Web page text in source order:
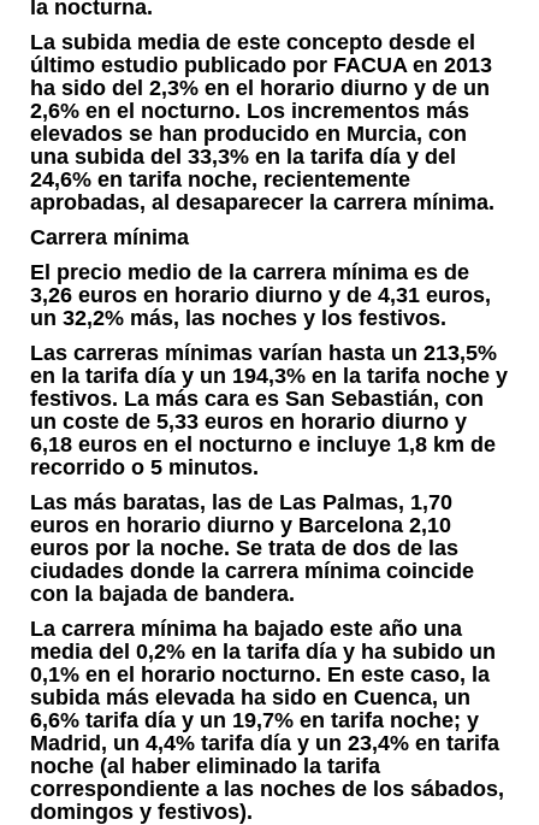
la nocturna.
La subida media de este concepto desde el
último estudio publicado por FACUA en 2013
ha sido del 2,3% en el horario diurno y de un
2,6% en el nocturno. Los incrementos más
elevados se han producido en Murcia, con
una subida del 33,3% en la tarifa día y del
24,6% en tarifa noche, recientemente
aprobadas, al desaparecer la carrera mínima.
Carrera mínima
El precio medio de la carrera mínima es de
3,26 euros en horario diurno y de 4,31 euros,
un 32,2% más, las noches y los festivos.
Las carreras mínimas varían hasta un 213,5%
en la tarifa día y un 194,3% en la tarifa noche y
festivos. La más cara es San Sebastián, con
un coste de 5,33 euros en horario diurno y
6,18 euros en el nocturno e incluye 1,8 km de
recorrido o 5 minutos.
Las más baratas, las de Las Palmas, 1,70
euros en horario diurno y Barcelona 2,10
euros por la noche. Se trata de dos de las
ciudades donde la carrera mínima coincide
con la bajada de bandera.
La carrera mínima ha bajado este año una
media del 0,2% en la tarifa día y ha subido un
0,1% en el horario nocturno. En este caso, la
subida más elevada ha sido en Cuenca, un
6,6% tarifa día y un 19,7% en tarifa noche; y
Madrid, un 4,4% tarifa día y un 23,4% en tarifa
noche (al haber eliminado la tarifa
correspondiente a las noches de los sábados,
domingos y festivos).